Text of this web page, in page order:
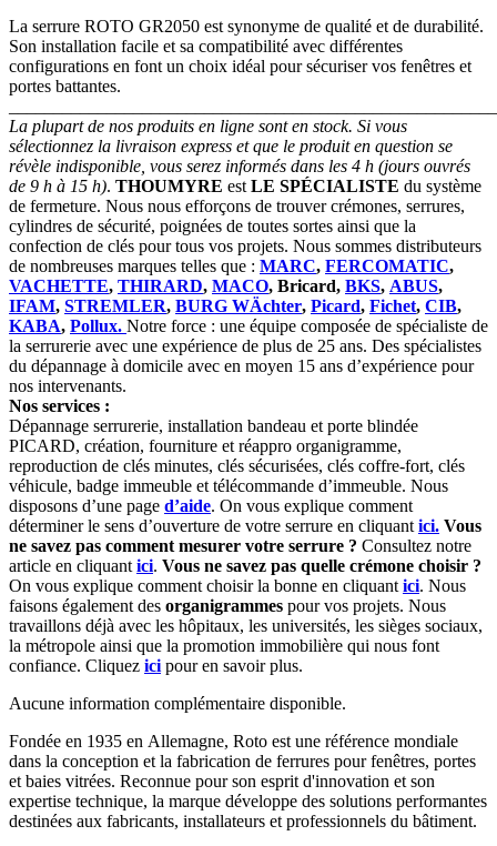
La serrure ROTO GR2050 est synonyme de qualité et de durabilité.
Son installation facile et sa compatibilité avec différentes
configurations en font un choix idéal pour sécuriser vos fenêtres et
portes battantes.
La plupart de nos produits en ligne sont en stock. Si vous
sélectionnez la livraison express et que le produit en question se
révèle indisponible, vous serez informés dans les 4 h (jours ouvrés
de 9 h à 15 h). THOUMYRE est LE SPÉCIALISTE du système
de fermeture. Nous nous efforçons de trouver crémones, serrures,
cylindres de sécurité, poignées de toutes sortes ainsi que la
confection de clés pour tous vos projets. Nous sommes distributeurs
de nombreuses marques telles que : MARC, FERCOMATIC,
VACHETTE, THIRARD, MACO, Bricard, BKS, ABUS,
IFAM, STREMLER, BURG WÄchter, Picard, Fichet, CIB,
KABA, Pollux. Notre force : une équipe composée de spécialiste de
la serrurerie avec une expérience de plus de 25 ans. Des spécialistes
du dépannage à domicile avec en moyen 15 ans d’expérience pour
nos intervenants.
Nos services :
Dépannage serrurerie, installation bandeau et porte blindée
PICARD, création, fourniture et réappro organigramme,
reproduction de clés minutes, clés sécurisées, clés coffre-fort, clés
véhicule, badge immeuble et télécommande d’immeuble. Nous
disposons d’une page d’aide. On vous explique comment
déterminer le sens d’ouverture de votre serrure en cliquant ici. Vous
ne savez pas comment mesurer votre serrure ? Consultez notre
article en cliquant ici. Vous ne savez pas quelle crémone choisir ?
On vous explique comment choisir la bonne en cliquant ici. Nous
faisons également des organigrammes pour vos projets. Nous
travaillons déjà avec les hôpitaux, les universités, les sièges sociaux,
la métropole ainsi que la promotion immobilière qui nous font
confiance. Cliquez ici pour en savoir plus.
Aucune information complémentaire disponible.
Fondée en 1935 en Allemagne, Roto est une référence mondiale
dans la conception et la fabrication de ferrures pour fenêtres, portes
et baies vitrées. Reconnue pour son esprit d'innovation et son
expertise technique, la marque développe des solutions performantes
destinées aux fabricants, installateurs et professionnels du bâtiment.